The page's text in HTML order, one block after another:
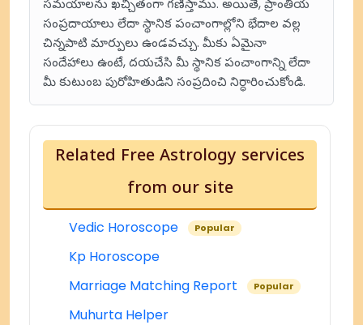
సమయాలను ఖచ్చితంగా గణిస్తాము. అయితే, ప్రాంతీయ
సంప్రదాయాలు లేదా స్థానిక పంచాంగాల్లోని భేదాల వల్ల
చిన్నపాటి మార్పులు ఉండవచ్చు. మీకు ఏమైనా
సందేహాలు ఉంటే, దయచేసి మీ స్థానిక పంచాంగాన్ని లేదా
మీ కుటుంబ పురోహితుడిని సంప్రదించి నిర్ధారించుకోండి.
Related Free Astrology services
from our site
Vedic Horoscope Popular
Kp Horoscope
Marriage Matching Report
Popular
Muhurta Helper